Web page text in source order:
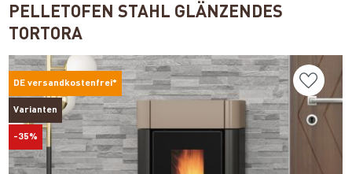
PELLETOFEN STAHL GLÄNZENDES
TORTORA
DE versandkostenfrei*
Varianten
-35%